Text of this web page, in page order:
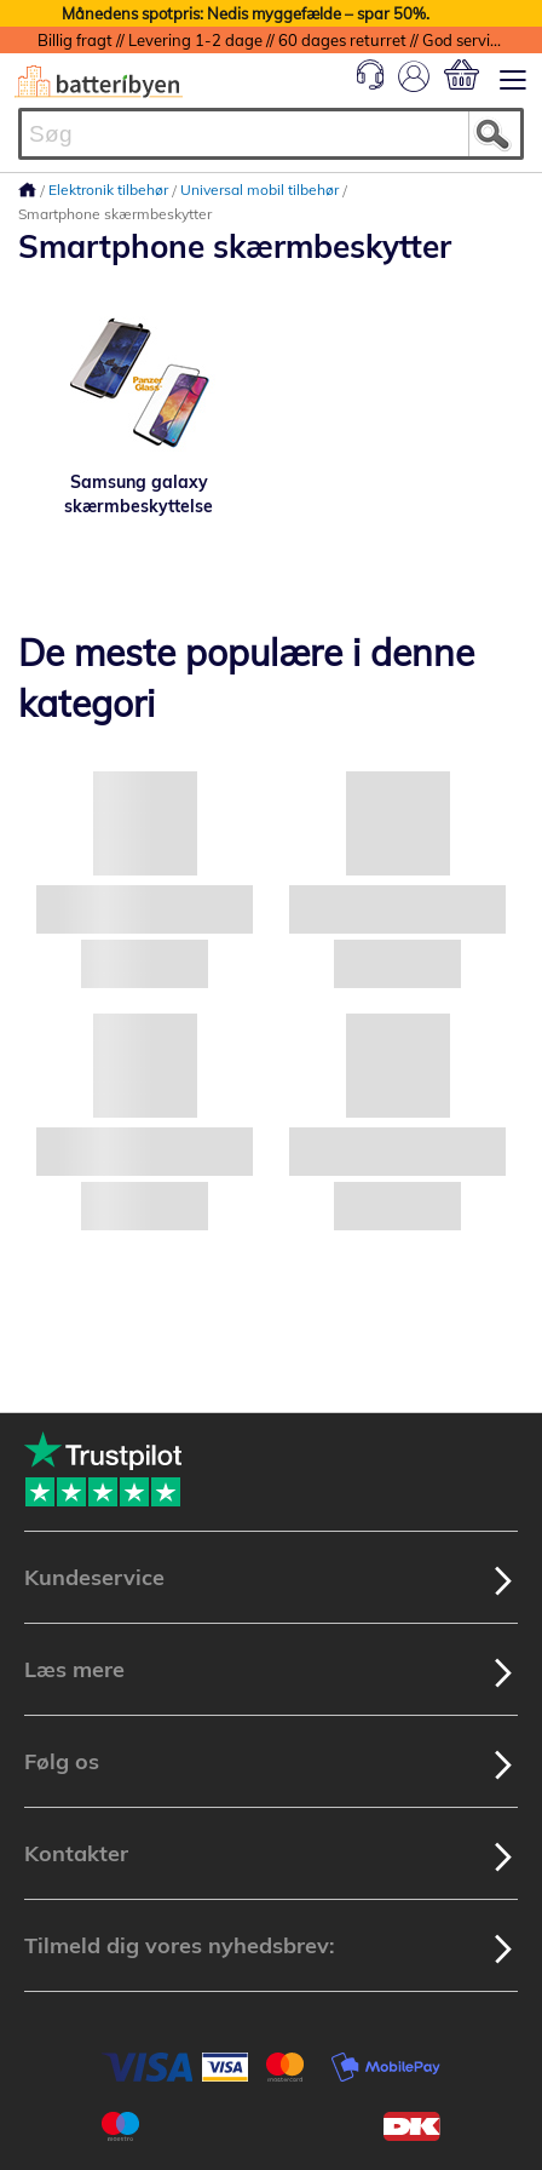
Månedens spotpris: Nedis myggefælde – spar 50%.
Billig fragt // Levering 1-2 dage // 60 dages returret // God service med garanti
Elektronik tilbehør
Universal mobil tilbehør
Smartphone skærmbeskytter
Smartphone skærmbeskytter
Samsung galaxy
skærmbeskyttelse
De meste populære i denne
kategori
Kundeservice
Læs mere
Følg os
Kontakter
Tilmeld dig vores nyhedsbrev: